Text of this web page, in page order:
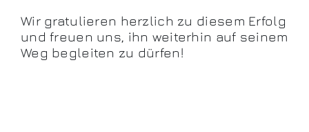
Wir gratulieren herzlich zu diesem Erfolg
und freuen uns, ihn weiterhin auf seinem
Weg begleiten zu dürfen!